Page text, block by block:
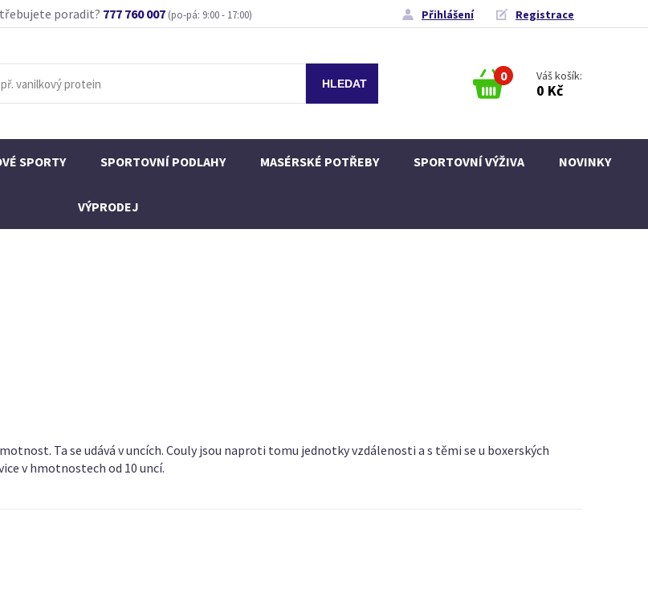
poradit? 777 760 007 (po-pá: 9:00 - 17:00) Přihlášení Registrace
0 Váš košík:
0 Kč
SPORTY SPORTOVNÍ PODLAHY MASÉRSKÉ POTŘEBY SPORTOVNÍ VÝŽIVA NOVINKY
VÝPRODEJ
Ta se udává v uncích. Couly jsou naproti tomu jednotky vzdálenosti a s těmi se u boxerských
v hmotnostech od 10 uncí.